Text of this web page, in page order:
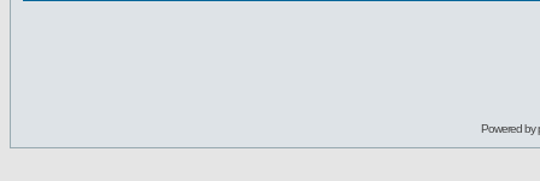
Powered by